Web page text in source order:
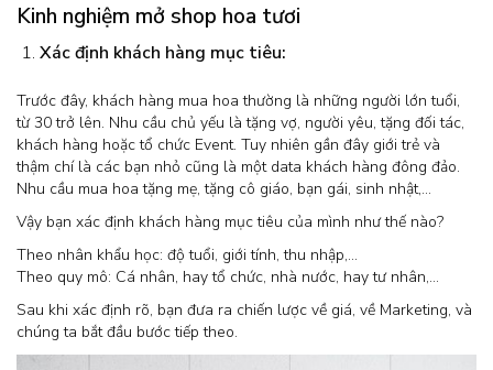
Kinh nghiệm mở shop hoa tươi
Xác định khách hàng mục tiêu:
Trước đây, khách hàng mua hoa thường là những người lớn tuổi,
từ 30 trở lên. Nhu cầu chủ yếu là tặng vợ, người yêu, tặng đối tác,
khách hàng hoặc tổ chức Event. Tuy nhiên gần đây giới trẻ và
thậm chí là các bạn nhỏ cũng là một data khách hàng đông đảo.
Nhu cầu mua hoa tặng mẹ, tặng cô giáo, bạn gái, sinh nhật,…
Vậy bạn xác định khách hàng mục tiêu của mình như thế nào?
Theo nhân khẩu học: độ tuổi, giới tính, thu nhập,…
Theo quy mô: Cá nhân, hay tổ chức, nhà nước, hay tư nhân,…
Sau khi xác định rõ, bạn đưa ra chiến lược về giá, về Marketing, và
chúng ta bắt đầu bước tiếp theo.